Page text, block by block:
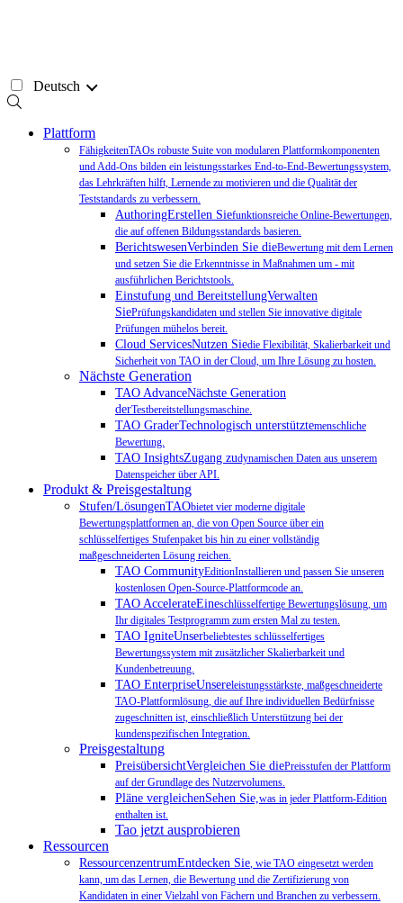
Deutsch
Plattform
FähigkeitenTAOs robuste Suite von modularen Plattformkomponenten
und Add-Ons bilden ein leistungsstarkes End-to-End-Bewertungssystem,
das Lehrkräften hilft, Lernende zu motivieren und die Qualität der
Teststandards zu verbessern.
AuthoringErstellen Siefunktionsreiche Online-Bewertungen,
die auf offenen Bildungsstandards basieren.
BerichtswesenVerbinden Sie dieBewertung mit dem Lernen
und setzen Sie die Erkenntnisse in Maßnahmen um - mit
ausführlichen Berichtstools.
Einstufung und BereitstellungVerwalten
SiePrüfungskandidaten und stellen Sie innovative digitale
Prüfungen mühelos bereit.
Cloud ServicesNutzen Siedie Flexibilität, Skalierbarkeit und
Sicherheit von TAO in der Cloud, um Ihre Lösung zu hosten.
Nächste Generation
TAO AdvanceNächste Generation
derTestbereitstellungsmaschine.
TAO GraderTechnologisch unterstütztemenschliche
Bewertung.
TAO InsightsZugang zudynamischen Daten aus unserem
Datenspeicher über API.
Produkt & Preisgestaltung
Stufen/LösungenTAObietet vier moderne digitale
Bewertungsplattformen an, die von Open Source über ein
schlüsselfertiges Stufenpaket bis hin zu einer vollständig
maßgeschneiderten Lösung reichen.
TAO CommunityEditionInstallieren und passen Sie unseren
kostenlosen Open-Source-Plattformcode an.
TAO AccelerateEineschlüsselfertige Bewertungslösung, um
Ihr digitales Testprogramm zum ersten Mal zu testen.
TAO IgniteUnserbeliebtestes schlüsselfertiges
Bewertungssystem mit zusätzlicher Skalierbarkeit und
Kundenbetreuung.
TAO EnterpriseUnsereleistungsstärkste, maßgeschneiderte
TAO-Plattformlösung, die auf Ihre individuellen Bedürfnisse
zugeschnitten ist, einschließlich Unterstützung bei der
kundenspezifischen Integration.
Preisgestaltung
PreisübersichtVergleichen Sie diePreisstufen der Plattform
auf der Grundlage des Nutzervolumens.
Pläne vergleichenSehen Sie,was in jeder Plattform-Edition
enthalten ist.
Tao jetzt ausprobieren
Ressourcen
RessourcenzentrumEntdecken Sie, wie TAO eingesetzt werden
kann, um das Lernen, die Bewertung und die Zertifizierung von
Kandidaten in einer Vielzahl von Fächern und Branchen zu verbessern.